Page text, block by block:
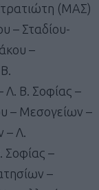
(ΜΑΣ)
– Σταδίου-
–
Λ. Β. Σοφίας –
– Μεσογείων –
– Λ.
Σοφίας –
–